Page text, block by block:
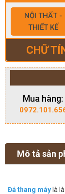
NỘI THẤT -
THIẾT KẾ
CHỮ
Mua hàng:
Mô tả sản
Đá thang máylà là